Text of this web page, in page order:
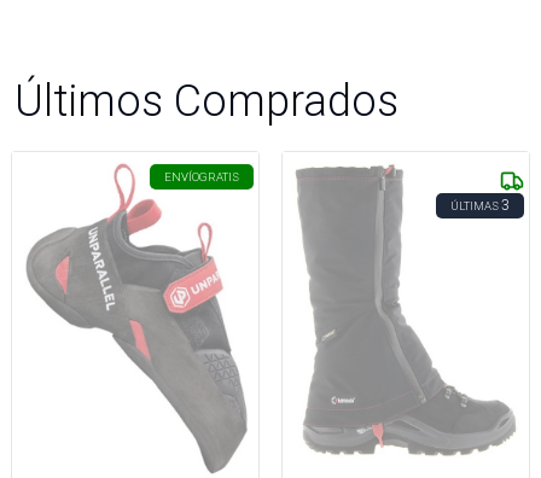
Últimos Comprados
ENVÍOGRATIS
ÚLTIMAS3